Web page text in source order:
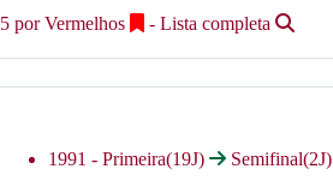
5 por Vermelhos - Lista completa
1991 - Primeira(19J) Semifinal(2J)